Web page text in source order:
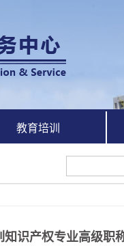
教育培训
识产权专业高级职